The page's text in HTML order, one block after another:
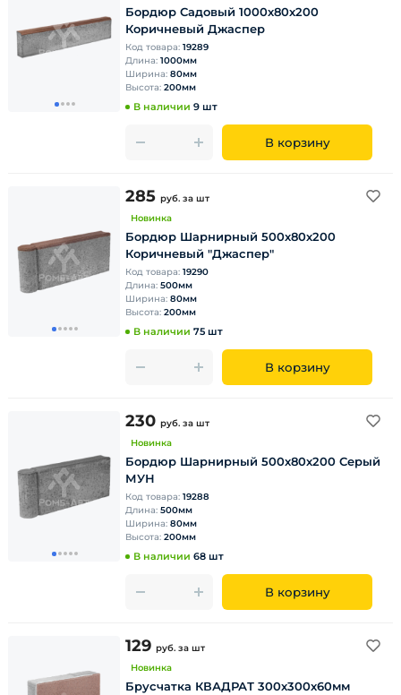
Бордюр Садовый 1000х80х200
Коричневый Джаспер
Код товара: 19289
Длина: 1000мм
Ширина: 80мм
Высота: 200мм
В наличии 9 шт
В корзину
285 руб. за шт
Новинка
Бордюр Шарнирный 500х80х200
Коричневый "Джаспер"
Код товара: 19290
Длина: 500мм
Ширина: 80мм
Высота: 200мм
В наличии 75 шт
В корзину
230 руб. за шт
Новинка
Бордюр Шарнирный 500х80х200 Серый
МУН
Код товара: 19288
Длина: 500мм
Ширина: 80мм
Высота: 200мм
В наличии 68 шт
В корзину
129 руб. за шт
Новинка
Брусчатка КВАДРАТ 300х300х60мм